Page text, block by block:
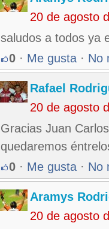
20 de agosto
saludos a todos ya
0 · Me gusta · No
Rafael
20 de agosto
Gracias Juan
quedaremos
0 · Me gusta · No
Aramys
20 de agosto